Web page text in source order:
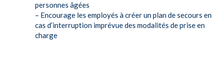
personnes âgées
– Encourage les employés à créer un plan de secours en
cas d’interruption imprévue des modalités de prise en
charge